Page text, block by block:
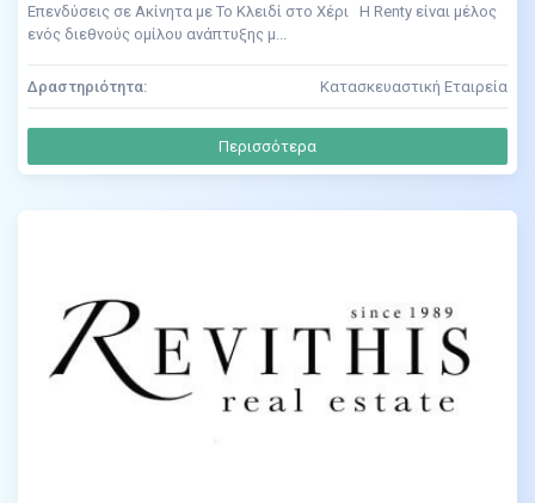
Επενδύσεις σε Ακίνητα με Το Κλειδί στο Χέρι Η Renty είναι μέλος
ενός διεθνούς ομίλου ανάπτυξης μ...
Δραστηριότητα: Κατασκευαστική Εταιρεία
Περισσότερα